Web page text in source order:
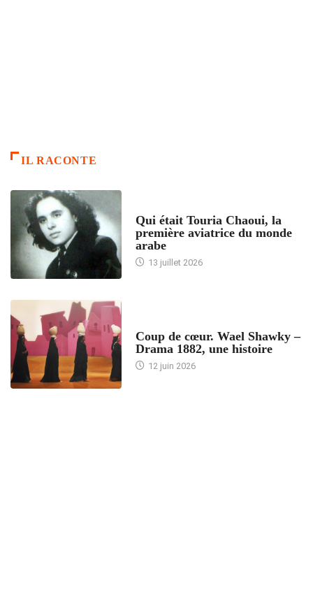
IL RACONTE
Qui était Touria Chaoui, la
première aviatrice du monde
arabe
13 juillet 2026
Coup de cœur. Wael Shawky –
Drama 1882, une histoire
12 juin 2026